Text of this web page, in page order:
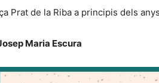
Prat de la Riba a principis dels
Maria Escura